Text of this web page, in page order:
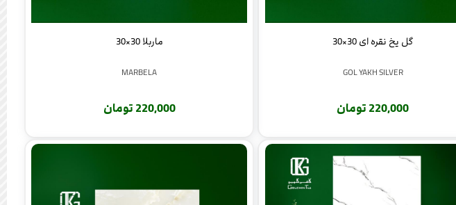
گل یخ نقره ای 30×30
GOL YAKH SILVER
220,000 تومان
ماربلا 30×30
MARBELA
220,000 تومان